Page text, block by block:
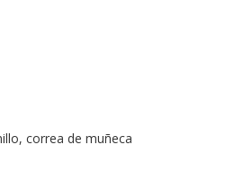
correa de muñeca